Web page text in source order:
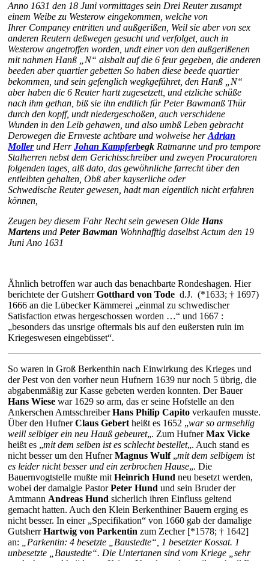
Anno 1631 den 18 Juni vormittages sein Drei Reuter zusampt
einem Weibe zu Westerow eingekommen, welche von
Ihrer Companey entritten und außgerißen, Weil sie aber von sex
anderen Reutern deßwegen gesucht und verfolget, auch in
Westerow angetroffen worden, undteiner von den außgerißenen
mit nahmen Hanß „N“ alsbalt auf die 6 feur gegeben, die anderen
beeden aber quartier gebetten So haben diese beede quartier
bekommen, und sein gefenglich wegkgeführet, den Hanß „N“
aber haben die 6 Reuter harttzugesetzett, und etzliche schüße
nach ihm gethan, biß sie ihn endtlich für PeterBawmanß Thür
durch den kopff, undtniedergeschoßen, auch verschidene
Wunden in den Leib gehawen, und also umbß Leben gebracht
Derowegen die Ernveste achtbare und wolweise herAdrian
Mollerund HerrJohan Kampferbegk Ratmanne und pro tempore
Stalherren nebst dem Gerichtsschreiber und zweyen Procuratoren
folgenden tages, alß dato, das gewöhnliche farrecht über den
entleibten gehalten, Obß aber kayserliche oder
Schwedische Reuter gewesen, hadt man eigentlich nicht erfahren
können,
Zeugen bey diesem Fahr Rechtsein gewesen Olde Hans
Martens und Peter Bawman Wohnhafftig daselbst Actum den 19
Juni Ano 1631
Ähnlich betroffen war auch das benachbarte Rondeshagen. Hier
berichtete der GutsherrGotthard von Tode d.J. (*1633; † 1697)
1666 an die Lübecker Kämmerei „einmal zu schwedischer
Satisfaction etwas hergeschossen worden …“ und 1667 :
„besonders das unsrige oftermals bis auf den eußersten ruin im
Kriegeswesen eingebüsset“.
So waren in Groß Berkenthin nach Einwirkung des Krieges und
der Pest von den vorher neun Hufnern 1639 nur noch 5 übrig, die
abgabenmäßig zur Kasse gebeten werden konnten. Der Bauer
Hans Wiese war 1629 so arm, das er seine Hofstelle an den
Ankerschen AmtsschreiberHans Philip Capito verkaufen musste.
Über den HufnerClaus Gebertheißt es 1652 „war so armsehlig
weill selbiger ein neu Hauß gebeuret„. Zum HufnerMax Vicke
heißt es „mit dem selben ist es schlecht bestellet„. Auch stand es
nicht besser um den HufnerMagnus Wulf „mit dem selbigem ist
es leider nicht besser und ein zerbrochen Hause„. Die
Bauernvogtstelle mußte mitHeinrich Hund neu besetzt werden,
wobei der damalgie PastorPeter Hund und sein Bruder der
Amtmann Andreas Hund sicherlich ihren Einfluss geltend
gemacht hatten. Auch den Klein Berkenthiner Bauern erging es
nicht besser. In einer „Specifikation“ von 1660 gab der damalige
GutsherrHartwig von Parkentin zum Zecher [*1578; † 1642]
an: „Parkentin: 4 besetzte „Baustedte“, 1 besetzter Kossat. 1
unbesetzte „Baustedte“. Die Untertanen sind vom Kriege „sehr